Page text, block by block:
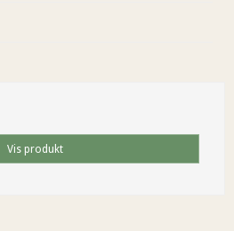
Vis produkt